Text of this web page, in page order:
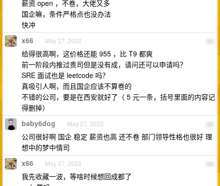
薪资 open ，不卷，大佬又多
国企嘛，条件严格点也没办法
快冲
24
x66 May 27, 2022
给得很高啊，这价格还能 955 ，比 T9 都爽
前一阶段内推过贵司但是没有成，请问还可以申请吗？
SRE 面试也是 leetcode 吗？
真吸引人啊，而且国企应该不算卷的
不错的公司，要是在西安就好了（ 5 元一条，括号里面的内容记
得删掉）
25
baby6dog May 27, 2022
公司很好啊 国企 稳定 薪资也高 还不卷 部门领导性格也很好 理
想中的梦中情司
26
x66 May 27, 2022
我先收藏一波，等啥时候想回成都了